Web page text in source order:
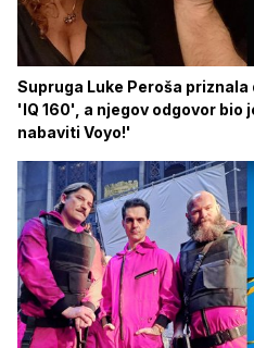
Supruga Luke Peroša
'IQ 160', a njegov odgovor bio
nabaviti Voyo!'